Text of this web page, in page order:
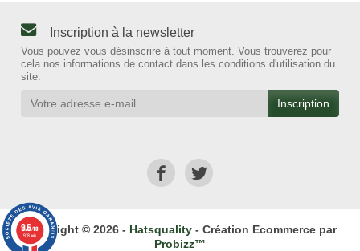
Inscription à la newsletter
Vous pouvez vous désinscrire à tout moment. Vous trouverez pour
cela nos informations de contact dans les conditions d'utilisation du
site.
Copyright © 2026 - Hatsquality- Création Ecommerce par
Probizz™
9.6/10
918 avis